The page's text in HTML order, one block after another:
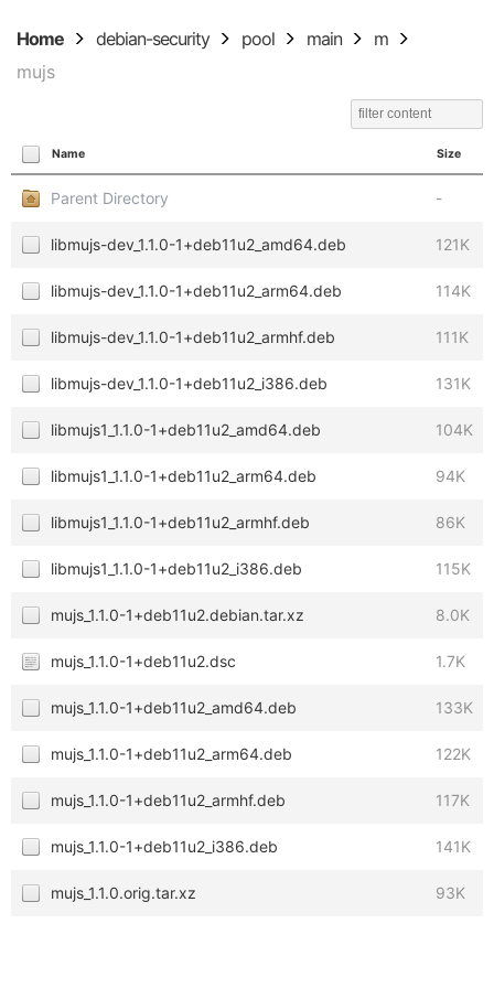
Home debian-security pool main
m
mujs
Name Size
Parent Directory -
libmujs-dev_1.1.0-1+deb11u2_amd64.deb 121K
libmujs-dev_1.1.0-1+deb11u2_arm64.deb 114K
libmujs-dev_1.1.0-1+deb11u2_armhf.deb 111K
libmujs-dev_1.1.0-1+deb11u2_i386.deb 131K
libmujs1_1.1.0-1+deb11u2_amd64.deb 104K
libmujs1_1.1.0-1+deb11u2_arm64.deb 94K
libmujs1_1.1.0-1+deb11u2_armhf.deb 86K
libmujs1_1.1.0-1+deb11u2_i386.deb 115K
mujs_1.1.0-1+deb11u2.debian.tar.xz 8.0K
mujs_1.1.0-1+deb11u2.dsc 1.7K
mujs_1.1.0-1+deb11u2_amd64.deb 133K
mujs_1.1.0-1+deb11u2_arm64.deb 122K
mujs_1.1.0-1+deb11u2_armhf.deb 117K
mujs_1.1.0-1+deb11u2_i386.deb 141K
mujs_1.1.0.orig.tar.xz 93K